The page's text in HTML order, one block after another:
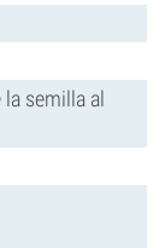
la semilla al